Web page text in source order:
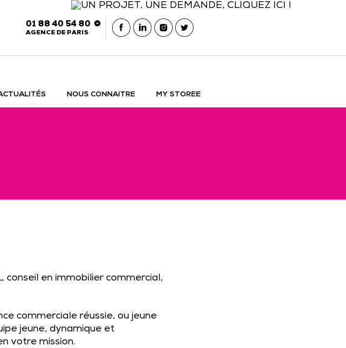
01 88 40 54 80
AGENCE DE PARIS
NOUS CONNAITRE MY STOREE
conseil en immobilier commercial,
commerciale réussie, ou jeune
jeune, dynamique et
votre mission.